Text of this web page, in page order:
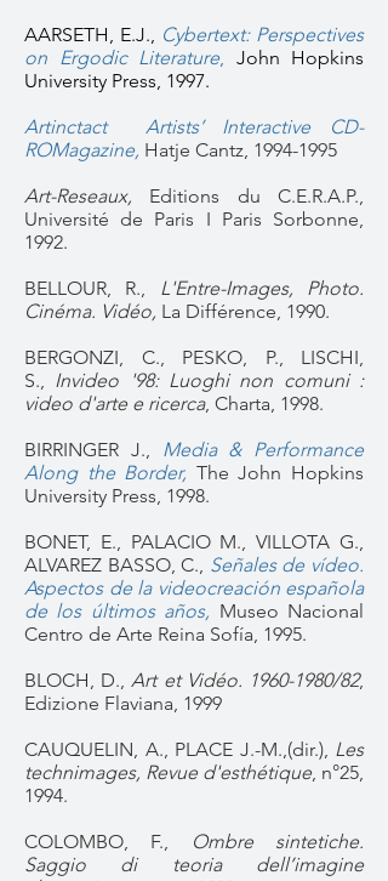
AARSETH, E.J., Cybertext: Perspectives
on Ergodic Literature, John Hopkins
University Press, 1997.
Artinctact Artists’ Interactive CD-
ROMagazine, Hatje Cantz​, 1994-1995
Art-Reseaux, Editions du C.E.R.A.P.,
Université de Paris I Paris Sorbonne,
1992.
BELLOUR, R., L'Entre-Images, Photo.
Cinéma. Vidéo, La Différence, 1990.
BERGONZI, C., PESKO, P., LISCHI,
S., Invideo '98: Luoghi non comuni :
video d'arte e ricerca, Charta, 1998.
BIRRINGER J., Media & Performance
Along the Border, The John Hopkins
University Press, 1998.
BONET, E., PALACIO M., VILLOTA G.,
ALVAREZ BASSO, C., Señales de vídeo.
Aspectos de la videocreación española
de los últimos años, Museo Nacional
Centro de Arte Reina Sofía, 1995.
BLOCH, D.,Art et Vidéo. 1960-1980/82,
Edizione Flaviana, 1999
CAUQUELIN, A., PLACE J.-M.,(dir.), Les
technimages, Revue d'esthétique, n°25,
1994.
COLOMBO, F.,
Ombre sintetiche.
Saggio di teoria dell’imagine